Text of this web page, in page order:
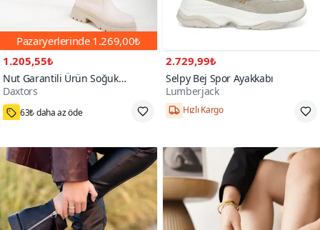
Pazaryerlerinde 1.269,00₺
1.205,55₺
Nut Garantili Ürün Soğuk
Geçirmez Kışlık Çizme
Daxtors
11000+
63₺ daha az öde
2.729,99₺
Selpy Bej Spor Ayakkabı
Lumberjack
Hızlı Kargo